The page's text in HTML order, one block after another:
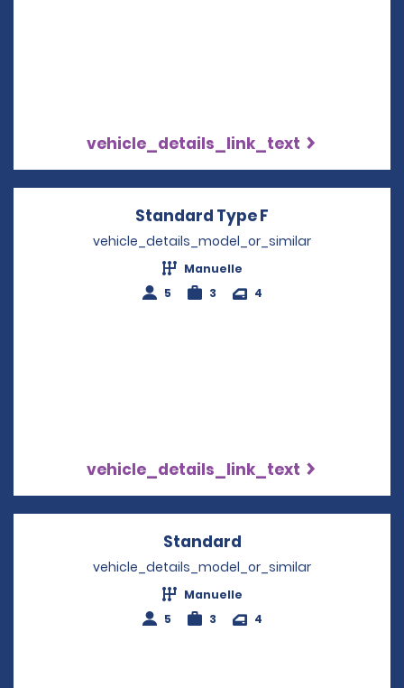
vehicle_details_link_text
Standard Type F
vehicle_details_model_or_similar
Manuelle
5
3 4
vehicle_details_link_text
Standard
vehicle_details_model_or_similar
Manuelle
5
3 4